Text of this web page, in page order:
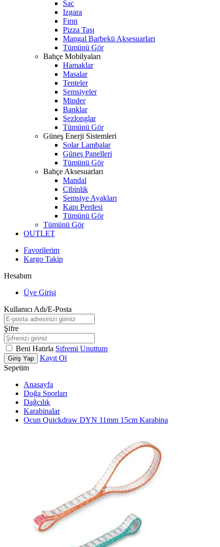
Sac
Izgara
Fırın
Pizza Taşı
Mangal Barbekü Aksesuarları
Tümünü Gör
Bahçe Mobilyaları
Hamaklar
Masalar
Tenteler
Şemsiyeler
Minder
Banklar
Şezlonglar
Tümünü Gör
Güneş Enerji Sistemleri
Solar Lambalar
Güneş Panelleri
Tümünü Gör
Bahçe Aksesuarları
Mandal
Cibinlik
Şemsiye Ayakları
Kapı Perdesi
Tümünü Gör
Tümünü Gör
OUTLET
Favorilerim
Kargo Takip
Hesabım
Üye Girişi
Kullanıcı Adı/E-Posta
Şifre
Beni Hatırla Şifremi Unuttum
Giriş Yap
Kayıt Ol
Sepetim
Anasayfa
Doğa Sporları
Dağcılık
Karabinalar
Ocun Quickdraw DYN 11mm 15cm Karabina